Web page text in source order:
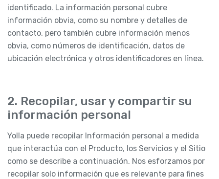
identificado. La información personal cubre
información obvia, como su nombre y detalles de
contacto, pero también cubre información menos
obvia, como números de identificación, datos de
ubicación electrónica y otros identificadores en línea.
2. Recopilar, usar y compartir su
información personal
Yolla puede recopilar Información personal a medida
que interactúa con el Producto, los Servicios y el Sitio
como se describe a continuación. Nos esforzamos por
recopilar solo información que es relevante para fines